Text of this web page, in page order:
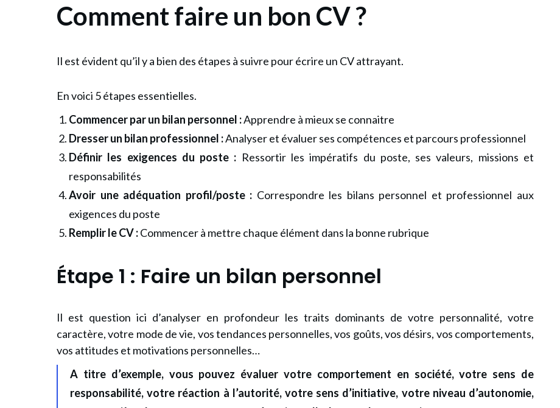
Comment faire un bon CV ?
Il est évident qu’il y a bien des étapes à suivre pour écrire un CV attrayant.
En voici 5 étapes essentielles.
Commencer par un bilan personnel :Apprendre à mieux se connaitre
Dresser un bilan professionnel :Analyser et évaluer ses compétences et parcours professionnel
Définir les exigences du poste : Ressortir les impératifs du poste, ses valeurs, missions et
responsabilités
Avoir une adéquation profil/poste : Correspondre les bilans personnel et professionnel aux
exigences du poste
Remplir le CV :Commencer à mettre chaque élément dans la bonne rubrique
Étape 1 : Faire un bilan personnel
Il est question ici d’analyser en profondeur les traits dominants de votre personnalité, votre
caractère, votre mode de vie, vos tendances personnelles, vos goûts, vos désirs, vos comportements,
vos attitudes et motivations personnelles…
A titre d’exemple, vous pouvez évaluer votre comportement en société, votre sens de
responsabilité, votre réaction à l’autorité, votre sens d’initiative, votre niveau d’autonomie,